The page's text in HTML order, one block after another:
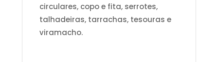
circulares, copo e fita, serrotes,
talhadeiras, tarrachas, tesouras e
viramacho.